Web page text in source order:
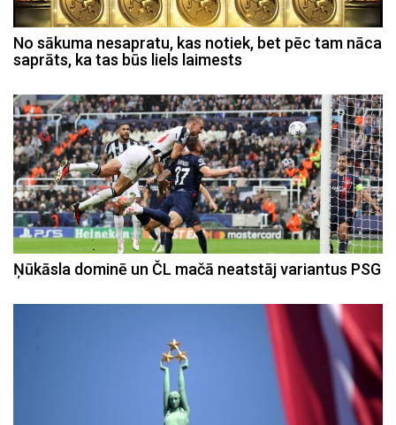
No sākuma nesapratu, kas notiek, bet pēc tam nāca
saprāts, ka tas būs liels laimests
Ņūkāsla dominē un ČL mačā neatstāj variantus PSG